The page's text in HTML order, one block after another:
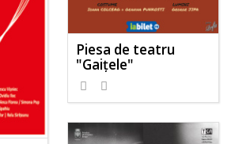
Piesa de teatru
"Gaițele"